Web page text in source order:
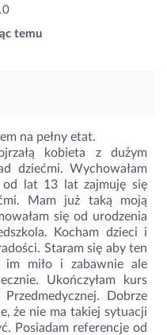
temu
na pełny etat.
kobieta z dużym
dziećmi. Wychowałam
lat 13 lat zajmuję się
Mam już taką moją
się od urodzenia
Kocham dzieci i
Staram się aby ten
im miło i zabawnie ale
Ukończyłam kurs
Dobrze
że nie ma takiej sytuacji
Posiadam referencje od